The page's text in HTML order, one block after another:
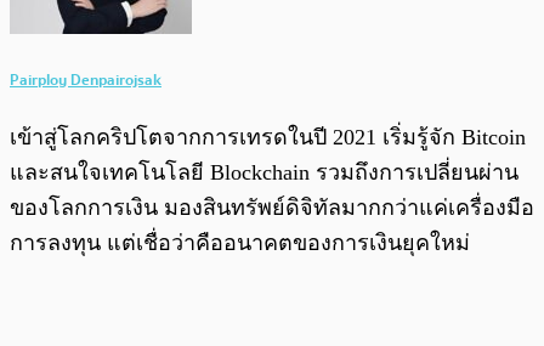
Pairploy Denpairojsak
เข้าสู่โลกคริปโตจากการเทรดในปี 2021 เริ่มรู้จัก Bitcoin
และสนใจเทคโนโลยี Blockchain รวมถึงการเปลี่ยนผ่าน
ของโลกการเงิน มองสินทรัพย์ดิจิทัลมากกว่าแค่เครื่องมือ
การลงทุน แต่เชื่อว่าคืออนาคตของการเงินยุคใหม่